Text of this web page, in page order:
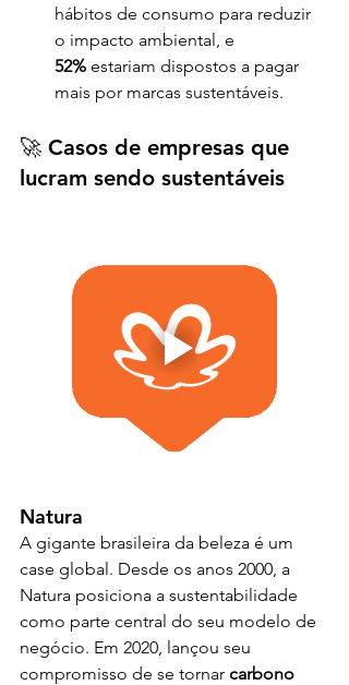
hábitos de consumo para reduzir
o impacto ambiental, e
52% estariam dispostos a pagar
mais por marcas sustentáveis.
🚀 Casos de empresas que
lucram sendo sustentáveis
Natura
A gigante brasileira da beleza é um
case global. Desde os anos 2000, a
Natura posiciona a sustentabilidade
como parte central do seu modelo de
negócio. Em 2020, lançou seu
compromisso de se tornar carbono